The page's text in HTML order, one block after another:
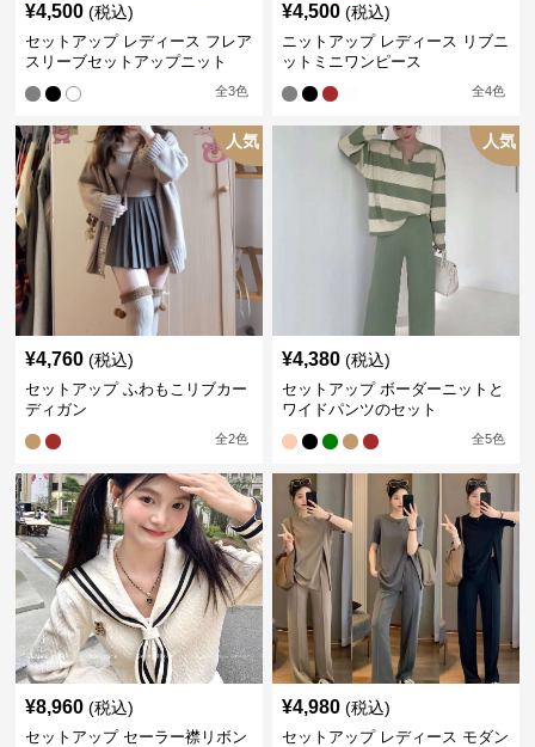
¥4,500 (税込)
セットアップ レディース フレア
スリーブセットアップニット
全3色
¥4,500 (税込)
ニットアップ レディース リブニ
ットミニワンピース
全4色
人気
¥4,760 (税込)
セットアップ ふわもこリブカー
ディガン
全2色
人気
¥4,380 (税込)
セットアップ ボーダーニットと
ワイドパンツのセット
全5色
¥8,960 (税込)
セットアップ セーラー襟リボン
¥4,980 (税込)
セットアップ レディース モダン